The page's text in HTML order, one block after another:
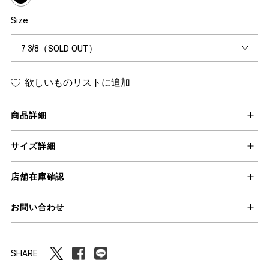
Size
欲しいものリストに追加
商品詳細
サイズ詳細
店舗在庫確認
お問い合わせ
SHARE